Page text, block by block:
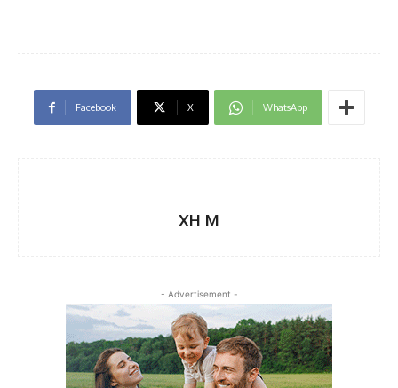
Facebook X WhatsApp
XH M
- Advertisement -